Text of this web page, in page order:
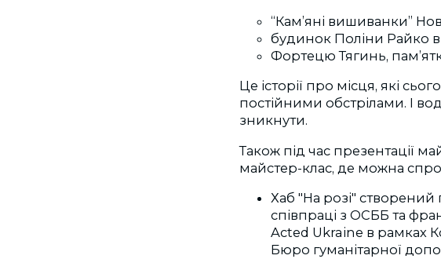
“Кам’яні вишиванки”
будинок Поліни Райко
Фортецю Тягинь,
Це історії про місця, які
постійними обстрілами. І
зникнути.
Також під час презентації
майстер-клас, де можна
Хаб "На розі"
співпраці з ОСББ та
Acted Ukraine в рамках
Бюро гуманітарної